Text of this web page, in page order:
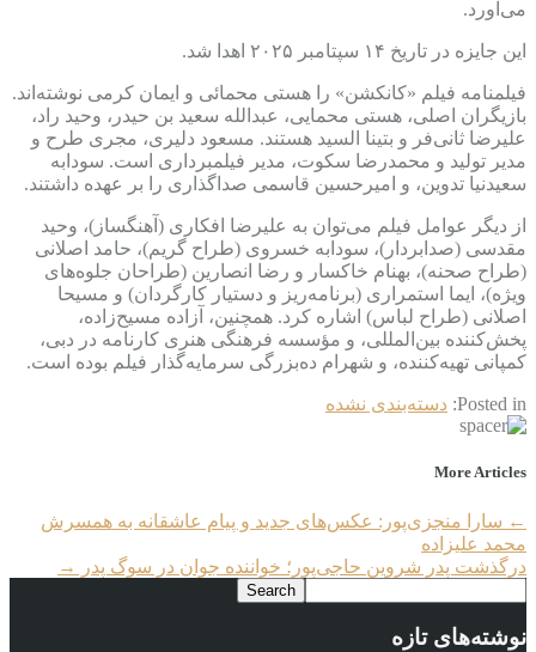
می‌آورد.
این جایزه در تاریخ ۱۴ سپتامبر ۲۰۲۵ اهدا شد.
فیلمنامه فیلم «کانکشن» را هستی محمائی و ایمان کرمی نوشته‌اند.
بازیگران اصلی، هستی محمایی، عبدالله سعید بن حیدر، وحید راد،
علیرضا ثانی‌فر و بتینا السید هستند. مسعود دلیری، مجری طرح و
مدیر تولید و محمدرضا سکوت، مدیر فیلمبرداری است. سودابه
سعیدنیا تدوین، و امیرحسین قاسمی صداگذاری را بر عهده داشتند.
از دیگر عوامل فیلم می‌توان به علیرضا افکاری (آهنگساز)، وحید
مقدسی (صدابردار)، سودابه خسروی (طراح گریم)، حامد اصلانی
(طراح صحنه)، بهنام خاکسار و رضا انصارین (طراحان جلوه‌های
ویژه)، ایما استمراری (برنامه‌ریز و دستیار کارگردان) و مسیحا
اصلانی (طراح لباس) اشاره کرد. همچنین، آزاده مسیح‌زاده،
پخش‌کننده بین‌المللی، و مؤسسه فرهنگی هنری کارنامه در دبی،
کمپانی تهیه‌کننده، و شهرام ده‌بزرگی سرمایه‌گذار فیلم بوده است.
Posted in: دسته‌بندی نشده
More Articles
← سارا منجزی‌پور: عکس‌های جدید و پیام عاشقانه به همسرش
محمد علیزاده
درگذشت پدر شروین حاجی‌پور؛ خواننده جوان در سوگ پدر
→
نوشته‌های تازه